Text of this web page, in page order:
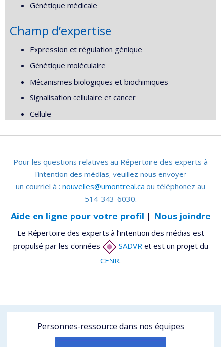
Génétique médicale
Champ d’expertise
Expression et régulation génique
Génétique moléculaire
Mécanismes biologiques et biochimiques
Signalisation cellulaire et cancer
Cellule
Pour les questions relatives au Répertoire des experts à
l’intention des médias, veuillez nous envoyer
un courriel à : nouvelles@umontreal.ca ou téléphonez au
514-343-6030.
Aide en ligne pour votre profil | Nous joindre
Le Répertoire des experts à l’intention des médias est
propulsé par les données
SADVRet est un projet du
CENR.
Personnes-ressource dans nos équipes